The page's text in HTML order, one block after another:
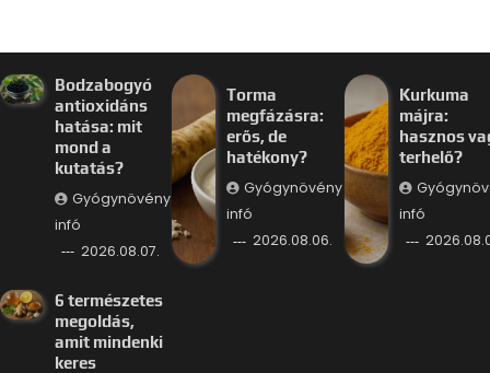
Bodzabogyó
antioxidáns
hatása: mit
mond a
kutatás?
Gyógynövény
infó
2026.08.07.
Torma
megfázásra:
erős, de
hatékony?
Gyógynövény
infó
2026.08.06.
Kurkuma
májra:
hasznos
terhelő?
infó
6 természetes
megoldás,
amit mindenki
keres